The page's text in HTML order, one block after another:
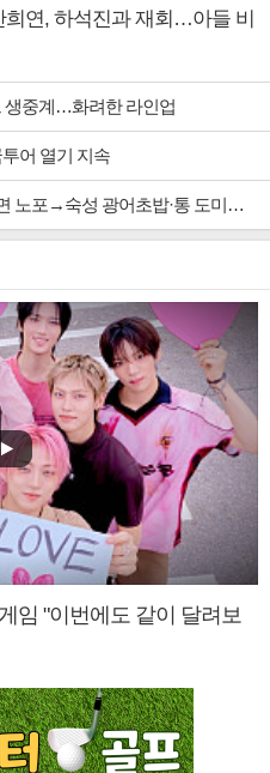
희연, 하석진과 재회…아들 비
생중계…화려한 라인업
어 열기 지속
숙성 광어초밥·통 도미찜 맛집 탐방
임 "이번에도 같이 달려보